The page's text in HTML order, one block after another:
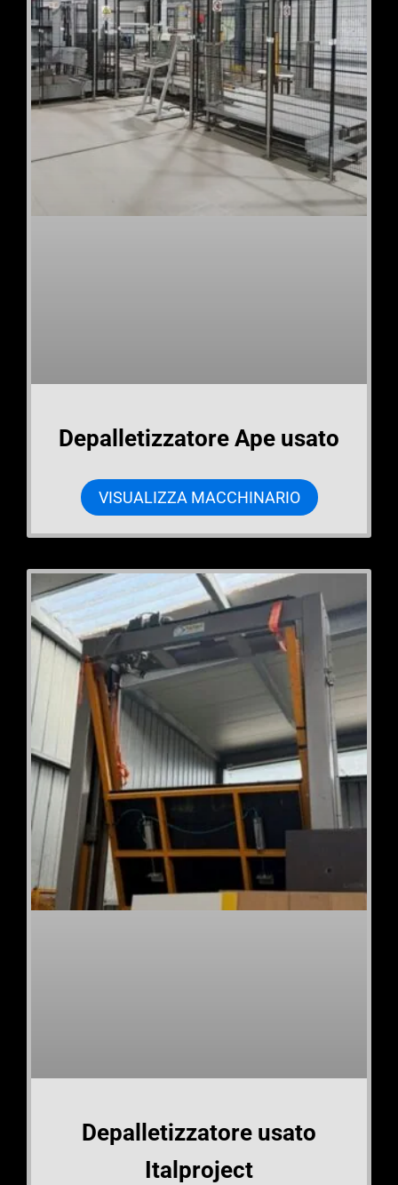
Depalletizzatore Ape usato
VISUALIZZA MACCHINARIO
Depalletizzatore usato
Italproject